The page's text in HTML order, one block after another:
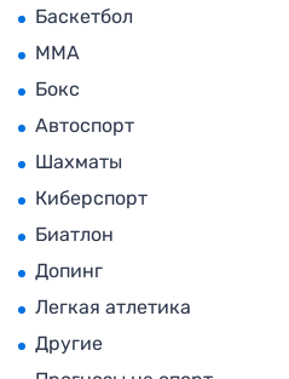
Баскетбол
MMA
Бокс
Автоспорт
Шахматы
Киберспорт
Биатлон
Допинг
Легкая атлетика
Другие